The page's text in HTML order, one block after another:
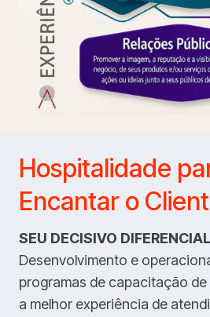
Hospitalidade
Encantar o
SEU DECISIVO
Desenvolvimento e
programas de capacitação
a melhor experiência de